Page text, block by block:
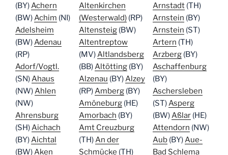
(BY)Achern
(BW)Achim (NI)
Adelsheim
(BW)Adenau
(RP)
Adorf/Vogtl.
(SN)Ahaus
(NW)Ahlen
(NW)
Ahrensburg
(SH)Aichach
(BY)Aichtal
(BW)Aken
Altenkirchen
(Westerwald)(RP)
Altensteig(BW)
Altentreptow
(MV)Altlandsberg
(BB)Altötting(BY)
Alzenau (BY)Alzey
(RP)Amberg(BY)
Amöneburg(HE)
Amorbach (BY)
Amt Creuzburg
(TH)An der
Schmücke (TH)
Arnstadt(TH)
Arnstein (BY)
Arnstein (ST)
Artern (TH)
Arzberg(BY)
Aschaffenburg
(BY)
Aschersleben
(ST)Asperg
(BW)Aßlar(HE)
Attendorn (NW)
Aub(BY)Aue-
Bad Schlema